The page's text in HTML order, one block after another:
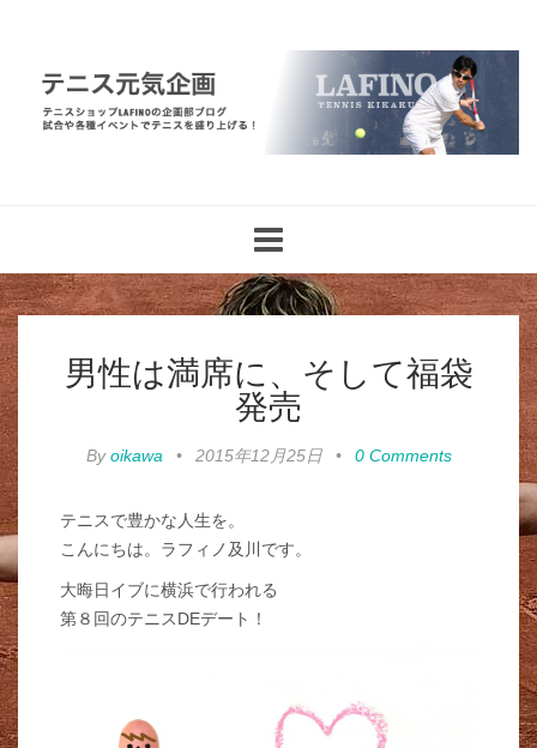
navigation
男性は満席に、そして福袋
発売
Byoikawa • 2015年12月25日 • 0 Comments
テニスで豊かな人生を。
こんにちは。ラフィノ及川です。
大晦日イブに横浜で行われる
第８回のテニスDEデート！